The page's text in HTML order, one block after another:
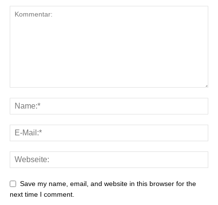
Save my name, email, and website in this browser for the
next time I comment.